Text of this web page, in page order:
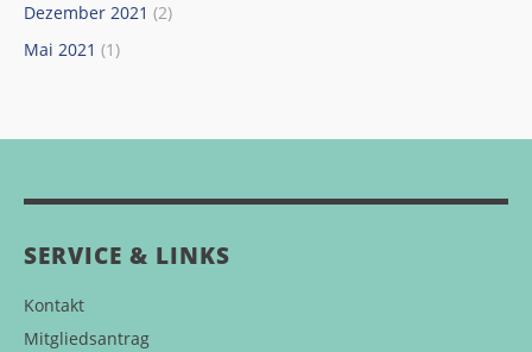
Dezember 2021 (2)
Mai 2021 (1)
SERVICE & LINKS
Kontakt
Mitgliedsantrag